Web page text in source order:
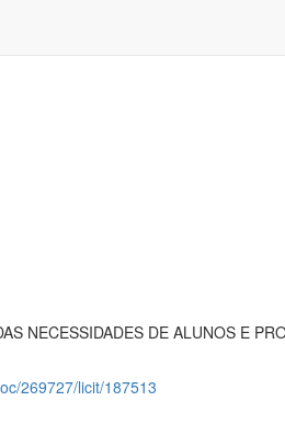
NECESSIDADES DE ALUNOS E
269727/licit/187513